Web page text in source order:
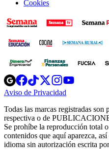
Cookies
Opens
in
new
Opens
in
new
Opens
in
new
window
Opens
new
windowwindow
Aviso de Privacidad
new
window
Todas las marcas registradas son
respectiva o de
Se prohíbe la reproducción total
contenidos que aquí aparezca,
idioma sin autorización escrita